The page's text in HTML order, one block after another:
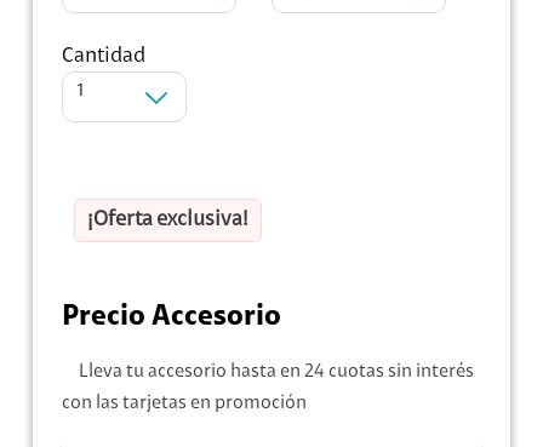
Cantidad
1
¡Oferta exclusiva!
Precio Accesorio
Lleva tu accesorio hasta en 24 cuotas sin interés
con las tarjetas en promoción